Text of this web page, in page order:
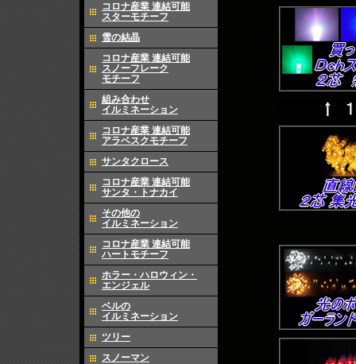
コロナ産業 連結可能
スターモチーフ
雪の結晶
コロナ産業 連結可能
スノーフレーク
モチーフ
組み合わせ
イルミネーション
コロナ産業 連結可能
アラベスクモチーフ
サンタクロース
コロナ産業 連結可能
サンタ・トナカイ
その他の
イルミネーション
コロナ産業 連結可能
ハートモチーフ
ホラー・ハロウィン・
エンジェル
ベルの
イルミネーション
ツリー
スノーマン